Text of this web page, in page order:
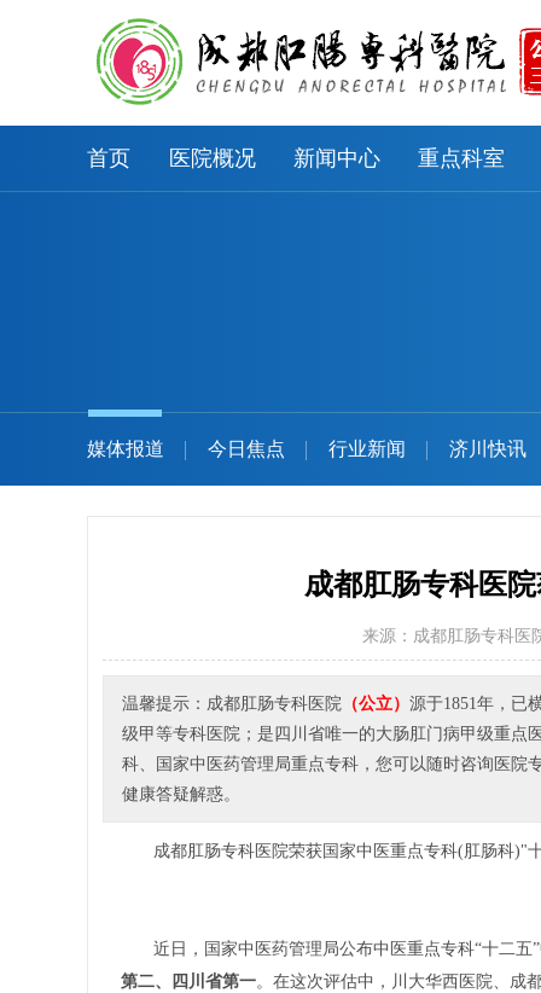
首页 医院概况 新闻中心 重点科室
媒体报道 今日焦点 行业新闻 济川快讯
成都肛肠专科医
来源：成都肛肠专科医
温馨提示：成都肛肠专科医院 （公立） 源于1851年，已
级甲等专科医院；是四川省唯一的大肠肛门病甲级重点
科、国家中医药管理局重点专科，您可以随时咨询医院
健康答疑解惑。
成都肛肠专科医院荣获国家中医重点专科(肛肠科)"
近日，国家中医药管理局公布中医重点专科“十二五
第二、四川省第一。在这次评估中，川大华西医院、成